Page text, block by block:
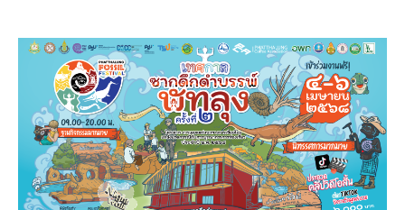
เทศกาล
ซากดึกดำบรรพ์
พัทลุง
ครั้ง
2